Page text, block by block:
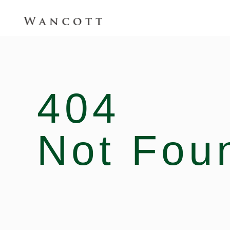
404
Not